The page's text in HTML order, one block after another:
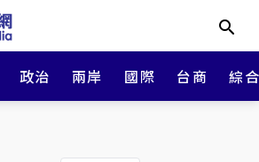
政治 兩岸 國際 台商 綜